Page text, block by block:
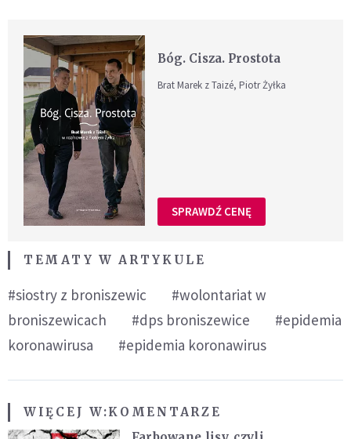
Bóg. Cisza. Prostota
Brat Marek z Taizé, Piotr Żyłka
SPRAWDŹ CENĘ
TEMATY W ARTYKULE
#siostry z broniszewic
#wolontariat w
broniszewicach
#dps broniszewice
#epidemia
koronawirusa
#epidemia koronawirus
WIĘCEJ W:KOMENTARZE